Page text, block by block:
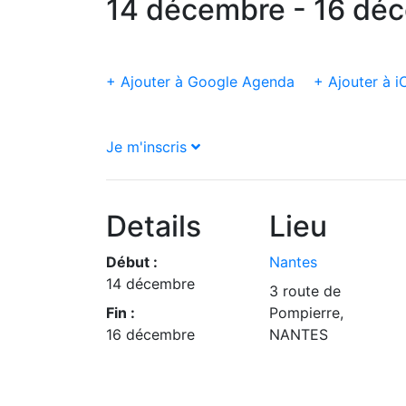
14 décembre - 16
+ Ajouter à Google Agenda + Ajouter à
Je m'inscris
Details
Début :
14 décembre
Fin :
16 décembre
Lieu
Nantes
3 route de
Pompierre,
NANTES